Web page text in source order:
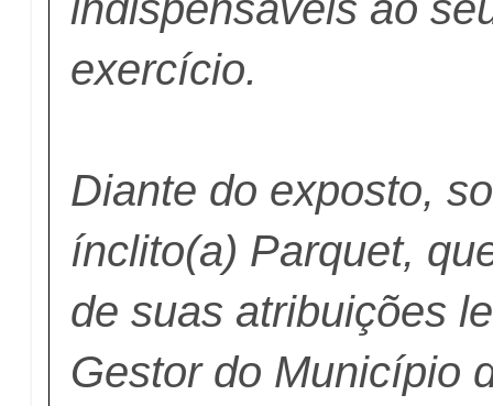
exercício.
Diante do exposto,
ínclito(a) Parquet,
de suas atribuições
Gestor do Município